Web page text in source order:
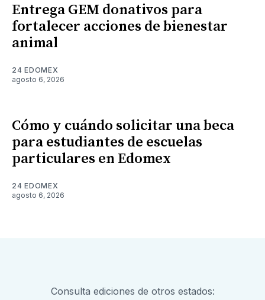
Entrega GEM donativos para
fortalecer acciones de bienestar
animal
24 EDOMEX
agosto 6, 2026
Cómo y cuándo solicitar una beca
para estudiantes de escuelas
particulares en Edomex
24 EDOMEX
agosto 6, 2026
Consulta ediciones de otros estados: